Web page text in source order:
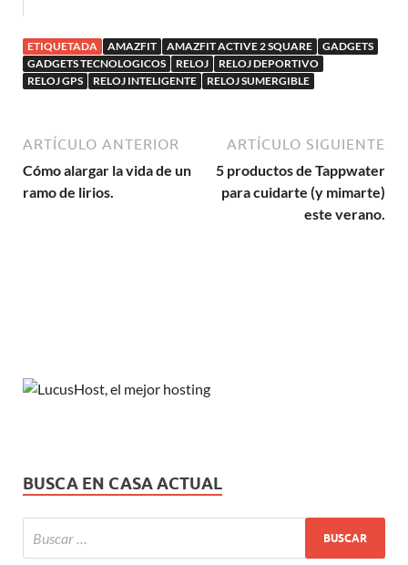
ETIQUETADA AMAZFIT AMAZFIT ACTIVE 2 SQUARE
GADGETS
GADGETS TECNOLOGICOS
RELOJ
RELOJ DEPORTIVO
RELOJ GPS
RELOJ INTELIGENTE RELOJ SUMERGIBLE
ARTÍCULO ANTERIOR
Cómo alargar la vida de un
ramo de lirios.
ARTÍCULO SIGUIENTE
5 productos de Tappwater
para cuidarte (y mimarte)
este verano.
BUSCA EN CASA ACTUAL